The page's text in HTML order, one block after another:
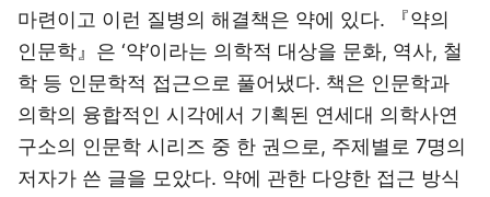
마련이고 이런 질병의 해결책은 약에 있다. 『약의
인문학』은 ‘약’이라는 의학적 대상을 문화, 역사, 철
학 등 인문학적 접근으로 풀어냈다. 책은 인문학과
의학의 융합적인 시각에서 기획된 연세대 의학사연
구소의 인문학 시리즈 중 한 권으로, 주제별로 7명의
저자가 쓴 글을 모았다. 약에 관한 다양한 접근 방식